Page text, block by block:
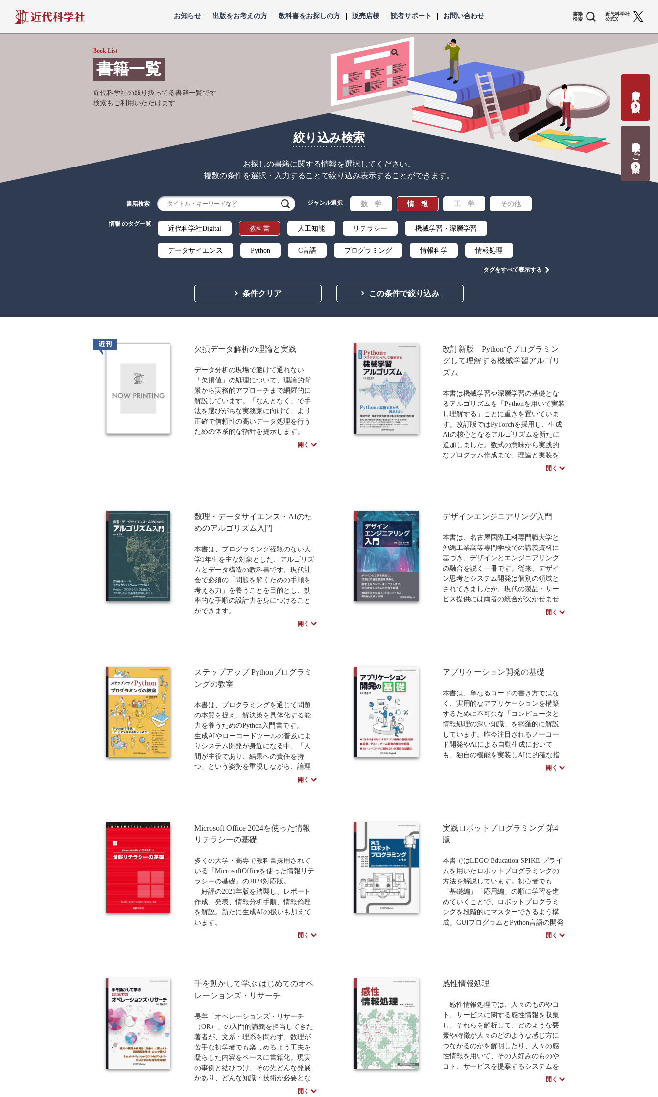
近代科学社
書籍
検索
お知らせ 出版をお考えの方 教科書をお探しの方 販売店様 読者サポート お問い合わせ
近代科学社
公式X
Book List
書籍一覧
近代科学社の取り扱ってる書籍一覧です
検索もご利用いただけます
絞り込み検索
お探しの書籍に関する情報を選択してください。
複数の条件を選択・入力することで絞り込み表示することができます。
書籍検索 検索
ジャンル選択 数 学 情 報 工 学 その他
情報 のタグ一覧
近代科学社Digital 教科書 人工知能 リテラシー 機械学習・深層学習
データサイエンス Python C言語 プログラミング 情報科学 情報処理
オブジェクト指向 暗号・セキュリティ 要求仕様
ビジネス 教養 公立はこだて未来大学出版会 講義資料あり 要求工学
タグをすべて表示する
条件クリア この条件で絞り込み
近刊
欠損データ解析の理論と実践
データ分析の現場で避けて通れない
「欠損値」の処理について、理論的背
景から実務的アプローチまで網羅的に
解説しています。「なんとなく」で手
法を選びがちな実務家に向けて、より
正確で信頼性の高いデータ処理を行う
ための体系的な指針を提示します。
本書は2部構成となっており、第1部
万件規模の大規模データへの適用な
ど、現場での具体的な実例を通して実
践的なノウハウを学びます。さらに、
欠損値処理を単なる前処理ではなく
「推論全体の妥当性を左右する設計事
項」と位置付け、業務やシステム部門
との合意形成、ガバナンス、監査や運
用のためのデータ保持基準といった組
織的な判断基準まで踏み込んでいる点
も大きな特徴です。
実務でのデータ分析をより精緻かつ正
確なものにし、組織におけるデータ運
発売日、価格など予告なく変更する場
合がございます。
開く
改訂新版 Pythonでプログラミン
グして理解する機械学習アルゴリ
ズム
本書は機械学習や深層学習の基礎とな
るアルゴリズムを「Pythonを用いて実装
し理解する」ことに重きを置いていま
す。改訂版ではPyTorchを採用し、生成
AIの核心となるアルゴリズムを新たに
追加しました。数式の意味から実践的
なプログラム作成まで、理論と実装を
バランスよく習得したい方に最適の一
開く
数理・データサイエンス・AIのた
めのアルゴリズム入門
本書は、プログラミング経験のない大
学1年生を主な対象とした、アルゴリズ
ムとデータ構造の教科書です。現代社
会で必須の「問題を解くための手順を
考える力」を養うことを目的とし、効
率的な手順の設計力を身につけること
ができます。
全14章の構成は基礎的なフローチャー
各章では日常の具体例から理論を導入
し、Pythonによる実装、演習問題へと進
も抽象的な概念を無理なく理解できる
設計となっています。
2進数や画像データの仕組みといったコ
ンピュータの基礎知識もバランスよく
習得可能で、独学者はもちろん大学の
講義用テキストとしても最適な構成と
なっています。
開く
デザインエンジニアリング入門
本書は、名古屋国際工科専門職大学と
沖縄工業高等専門学校での講義資料に
基づき、デザインとエンジニアリング
の融合を説く一冊です。従来、デザイ
ン思考とシステム開発は個別の領域と
されてきましたが、現代の製品・サー
ビス提供には両者の統合が欠かせませ
要求工学、ソフトウェア・アーキテク
特徴として、筆者独自の知識創造法や
「Promptテンプレート」といった生成
AI活用法、アーキテクチャ設計手法な
どが具体的に紹介されています。課題
発見と解決手法を学び、発展し続ける
社会技術システムのデザインに挑むた
めの基礎を提供するガイドです。
開く
ステップアップ Pythonプログラミ
ングの教室
本書は、プログラミングを通じて問題
の本質を捉え、解決策を具体化する能
力を養うためのPython入門書です。
生成AIやローコードツールの普及によ
りシステム開発が身近になる中、「人
間が主役であり、結果への責任を持
つ」という姿勢を重視しながら、論理
分析、Webアプリ開発、さらには機械学
習や画像認識までを網羅したステップ
度なスキルを習得できます。
図解や「Key Point」などの補足も充実
しており、初心者でも安心して踏み出
せる一冊です。
開く
アプリケーション開発の基礎
本書は、単なるコードの書き方ではな
く、実用的なアプリケーションを構築
するために不可欠な「コンピュータと
情報処理の深い知識」を網羅的に解説
しています。昨今注目されるノーコー
ド開発やAIによる自動生成において
も、独自の機能を実装しAIに的確な指
示（プロンプト）を出すためには、ア
続化（データベース）、大規模なソフ
トウェアを管理するための設計手法、
びます。さらに、現場で必須となるデ
バッグ、テスト、アジャイル等の開発
プロセス、そしてチーム開発における
コード共有やOSS（オープンソース）の
概念についても丁寧にフォローしま
す。
大学での研究や社会課題の解決、新規
を持つ学習者が自信を持って「次のス
著者のスペシャルインタビューはこち
開く
Microsoft Office 2024を使った情報
リテラシーの基礎
多くの大学・高専で教科書採用されて
いる『MicrosoftOfficeを使った情報リテ
ラシーの基礎』の2024対応版。
好評の2021年版を踏襲し、レポート
作成、発表、情報分析手順、情報倫理
を解説。新たに生成AIの扱いも加えて
います。
Officeソフトの使い方だけでなく、学
開く
実践ロボットプログラミング 第4
版
本書ではLEGO Education SPIKE プライ
ムを用いたロボットプログラミングの
方法を解説しています。初心者でも
「基礎編」「応用編」の順に学習を進
めていくことで、ロボットプログラミ
ングを段階的にマスターできるよう構
成。GUIプログラムとPython言語の開発
環境が用意されているため、本書でも2
が理解できる内容になっています。
著者のスペシャルインタビューはこち
ら
開く
手を動かして学ぶ はじめてのオペ
レーションズ・リサーチ
長年「オペレーションズ・リサーチ
（OR）」の入門的講義を担当してきた
著者が、文系・理系を問わず、数理が
苦手な初学者でも楽しめるよう工夫を
凝らした内容をベースに書籍化。現実
の事例と結びつけ、その先どんな発展
があり、どんな知識・技術が必要とな
るかが伝わることを目指して構成して
開く
感性情報処理
感性情報処理では、人々のものやコ
ト、サービスに関する感性情報を収集
し、それらを解析して、どのような要
素や特徴が人々のどのような感じ方に
つながるのかを解明したり、人々の感
性情報を用いて、その人好みのものや
コト、サービスを提案するシステムを
開発したりします。本書では、感性情
開く
書籍出版の応募・相談
教科書献本のご案内